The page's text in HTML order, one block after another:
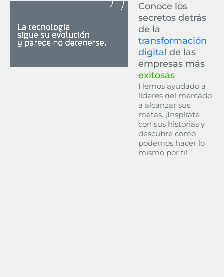
Conoce los
secretos detrás
de la
transformación
digital de las
empresas más
exitosas
Hemos ayudado a
líderes del mercado
a alcanzar sus
metas. ¡Inspírate
con sus historias y
descubre cómo
podemos hacer lo
mismo por ti!